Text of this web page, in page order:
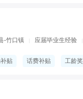
-竹口镇 应届毕业生经验
贴 话费补贴 工龄奖